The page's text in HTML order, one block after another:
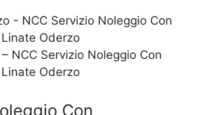
NCC Servizio Noleggio Con
Oderzo
Con